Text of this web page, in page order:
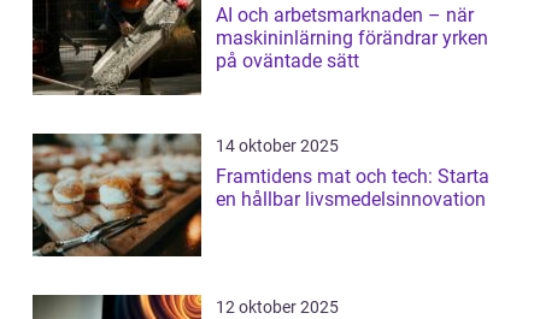
AI och arbetsmarknaden – när
maskininlärning förändrar yrken
på oväntade sätt
14 oktober 2025
Framtidens mat och tech: Starta
en hållbar livsmedelsinnovation
12 oktober 2025